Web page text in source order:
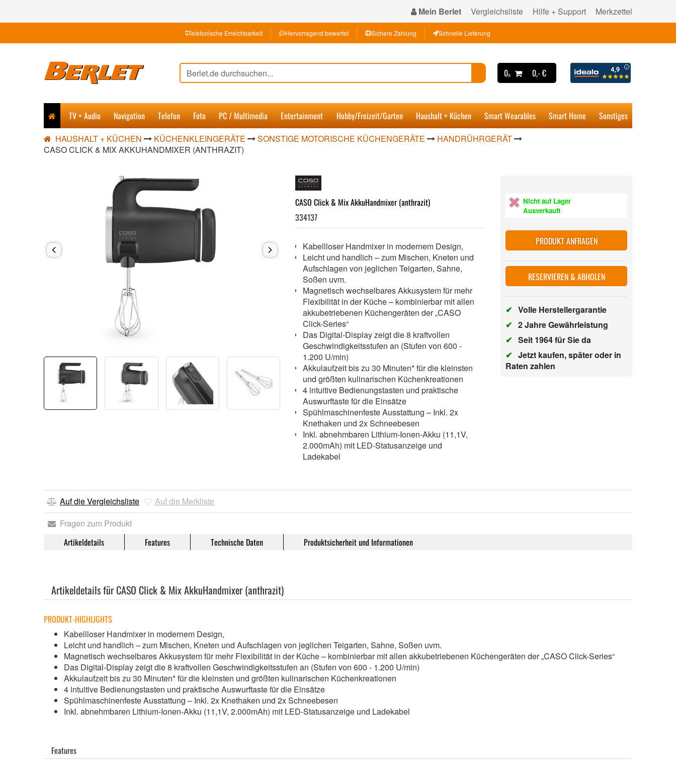
Mein Berlet Vergleichsliste Hilfe + Support Merkzettel
Telefonische Erreichbarkeit Hervorragend bewertet Sichere Zahlung Schnelle Lieferung
0ₓ 0,- €
TV + Audio Navigation Telefon Foto PC / Multimedia Entertainment Hobby/Freizeit/Garten Haushalt + Küchen Smart Wearables Smart Home Sonstiges
HAUSHALT + KÜCHEN KÜCHENKLEINGERÄTE SONSTIGE MOTORISCHE KÜCHENGERÄTE
HANDRÜHRGERÄT
CASO CLICK & MIX AKKUHANDMIXER (ANTHRAZIT)
CASO Click & Mix AkkuHandmixer (anthrazit)
334137
Kabellloser Handmixer in modernem Design,
Leicht und handlich – zum Mischen, Kneten und
Aufschlagen von jeglichen Teigarten, Sahne,
Soßen uvm.
Magnetisch wechselbares Akkusystem für mehr
Flexibilität in der Küche – kombinierbar mit allen
akkubetriebenen Küchengeräten der „CASO
Click-Series“
Das Digital-Display zeigt die 8 kraftvollen
Geschwindigkeitsstufen an (Stufen von 600 -
1.200 U/min)
Akkulaufzeit bis zu 30 Minuten* für die kleinsten
und größten kulinarischen Küchenkreationen
4 intuitive Bedienungstasten und praktische
Auswurftaste für die Einsätze
Spühlmaschinenfeste Ausstattung – Inkl. 2x
Knethaken und 2x Schneebesen
Inkl. abnehmbaren Lithium-Ionen-Akku (11,1V,
2.000mAh) mit LED-Statusanzeige und
Ladekabel
Nicht auf Lager
Ausverkauft
PRODUKT ANFRAGEN
RESERVIEREN & ABHOLEN
✔ Volle Herstellergarantie
✔ 2 Jahre Gewährleistung
✔ Seit 1964 für Sie da
✔ Jetzt kaufen, später oder in
Raten zahlen
Auf die Vergleichsliste
Auf die Merkliste
Fragen zum Produkt
Artikeldetails Features Technische Daten Produktsicherheit und Informationen
Artikeldetails für CASO Click & Mix AkkuHandmixer (anthrazit)
PRODUKT-HIGHLIGHTS
Kabellloser Handmixer in modernem Design,
Leicht und handlich – zum Mischen, Kneten und Aufschlagen von jeglichen Teigarten, Sahne, Soßen uvm.
Magnetisch wechselbares Akkusystem für mehr Flexibilität in der Küche – kombinierbar mit allen akkubetriebenen Küchengeräten der „CASO Click-Series“
Das Digital-Display zeigt die 8 kraftvollen Geschwindigkeitsstufen an (Stufen von 600 - 1.200 U/min)
Akkulaufzeit bis zu 30 Minuten* für die kleinsten und größten kulinarischen Küchenkreationen
4 intuitive Bedienungstasten und praktische Auswurftaste für die Einsätze
Spühlmaschinenfeste Ausstattung – Inkl. 2x Knethaken und 2x Schneebesen
Inkl. abnehmbaren Lithium-Ionen-Akku (11,1V, 2.000mAh) mit LED-Statusanzeige und Ladekabel
Features